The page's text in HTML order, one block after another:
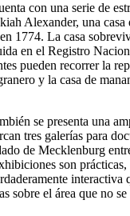
con una serie de
Alexander, una casa
1774. La casa
en el Registro
pueden recorrer la
y la casa de
se presenta una
tres galerías para
de Mecklenburg
son
interactiva
sobre el área que no